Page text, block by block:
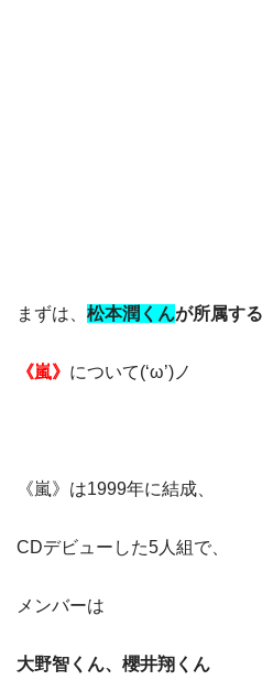
まずは、 松本潤 くんが所属する
《嵐》 について(‘ω’)ノ
《嵐》は1999年に結成、
CDデビューした5人組で、
メンバーは
大野智くん、 櫻井翔くん